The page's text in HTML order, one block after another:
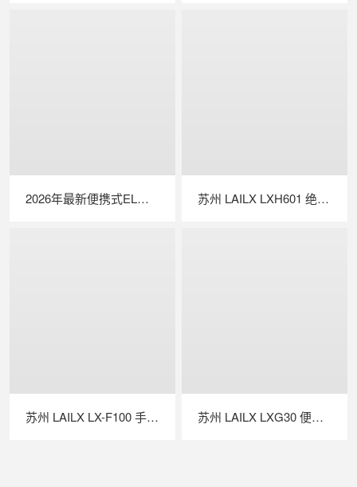
2026年最新便携式EL检测仪TOP推荐｜行业实力品牌深度测评 苏州 LAILX LXH601 绝缘接地综合测试仪 —— 一体化多功能集成，筑牢光伏电气安全防线
苏州 LAILX LX-F100 手持红外热成像仪 —— 高灵敏精准测温，赋能多场景智能检测 苏州 LAILX LXG30 便携式 EL 检测仪 —— 高清成像精准透视，守护光伏组件全生命周期安全